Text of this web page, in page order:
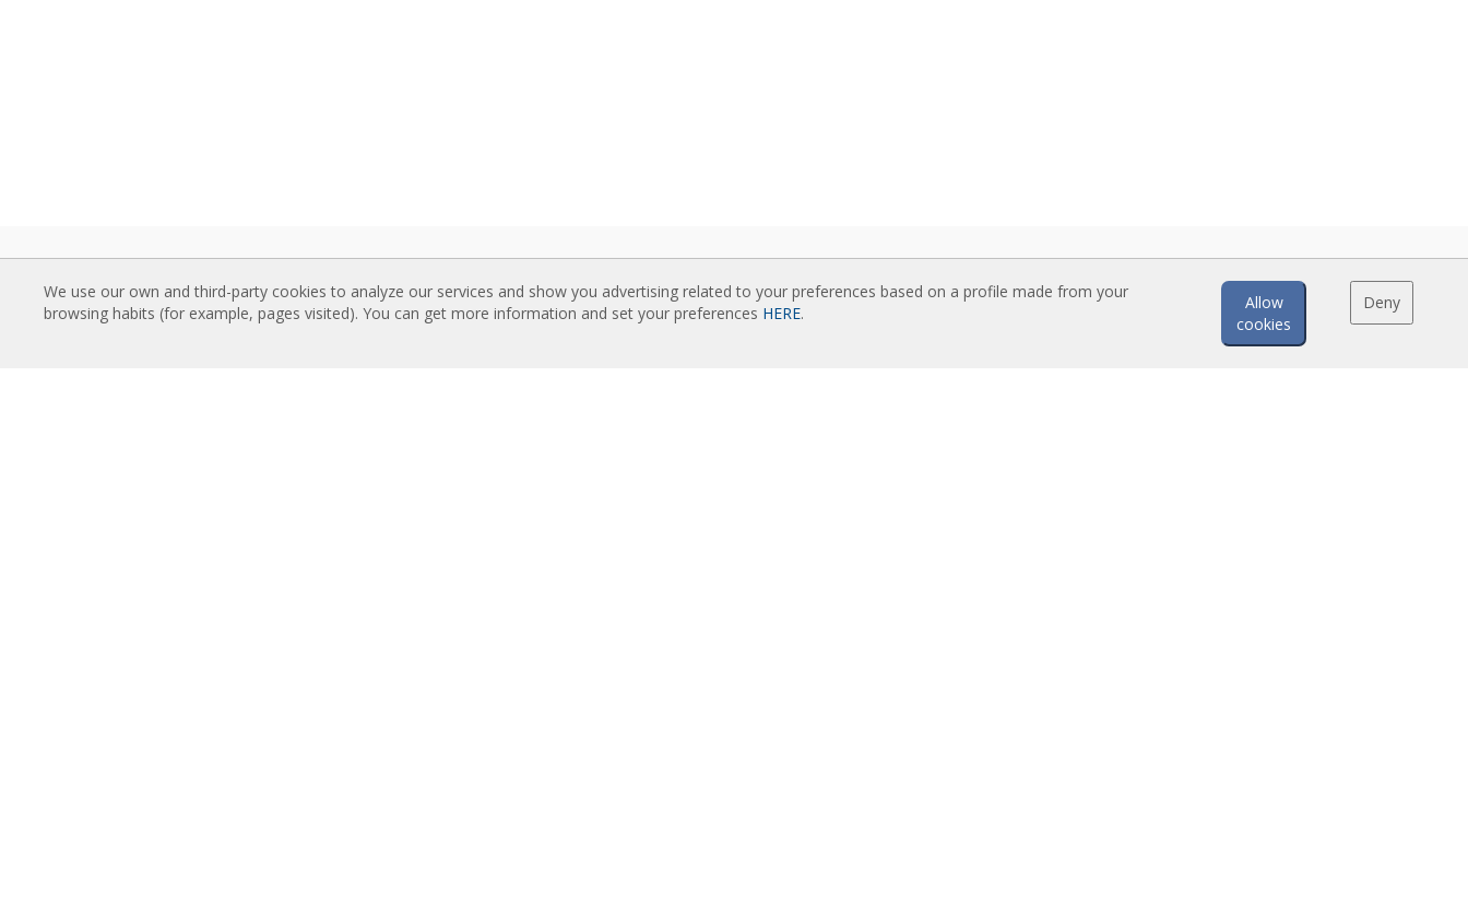
Standardne Vazdušne Zavese
Uvučene Vazdušne Zavese
Katalozi vazdušnih zavesa
Rideaux d’air
We use our own and third-party cookies to analyze our services and show you advertising related to your preferences based on a profile made from your
browsing habits (for example, pages visited). You can get more information and set your preferences HERE.
Allow
cookies
Deny